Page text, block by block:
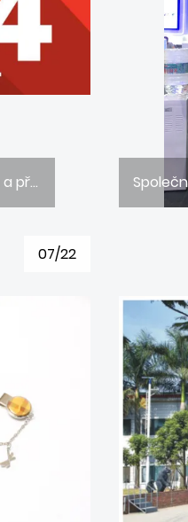
Joseph Metal přeje všem zákazníkům a přátelům doma i v zahraničí: Šťastný nový rok, zdraví a bezpečnost, rodinné štěstí a vše nejlepší! (obrázek)
07/22